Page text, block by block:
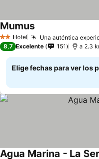
2 Estrellas
Hotel Una auténtica
Mumus
8,7 Excelente 151 a 2.3
Elige fechas para ver los
Agua Marina - La